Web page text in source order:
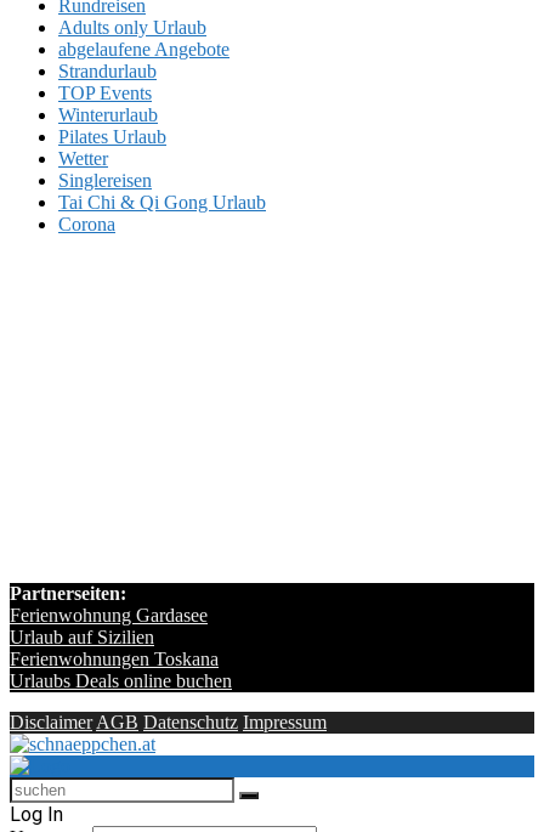
Rundreisen
Adults only Urlaub
abgelaufene Angebote
Strandurlaub
TOP Events
Winterurlaub
Pilates Urlaub
Wetter
Singlereisen
Tai Chi & Qi Gong Urlaub
Corona
Partnerseiten:
Ferienwohnung Gardasee
Urlaub auf Sizilien
Ferienwohnungen Toskana
Urlaubs Deals online buchen
Disclaimer AGB Datenschutz Impressum
Log In